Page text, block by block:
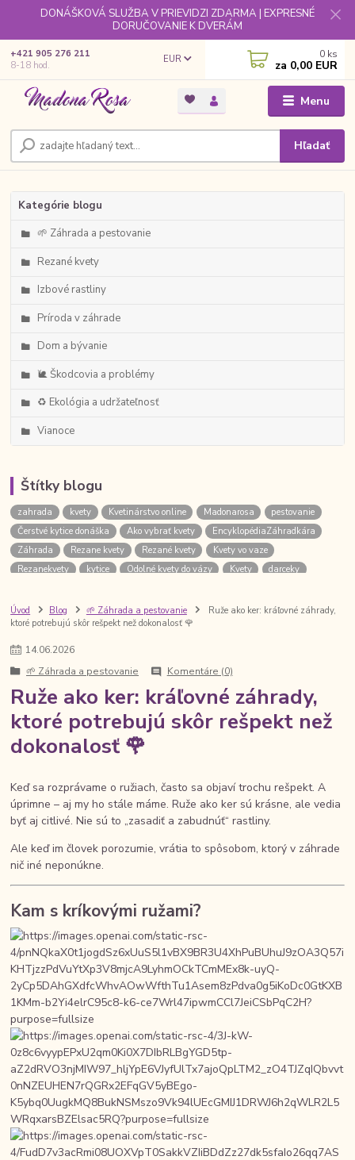
DONÁŠKOVÁ SLUŽBA V PRIEVIDZI ZDARMA | EXPRESNÉ
DORUČOVANIE K DVERÁM
Menu
EUR
Hľadať
+421 905 276 211
8-18 hod.
0 ks
za 0,00 EUR
Kategórie blogu
🌱 Záhrada a pestovanie
Rezané kvety
Izbové rastliny
Príroda v záhrade
Dom a bývanie
🐌 Škodcovia a problémy
♻️ Ekológia a udržateľnosť
Vianoce
Štítky blogu
zahrada kvety Kvetinárstvo online Madonarosa
pestovanie
Čerstvé kytice donáška
Ako vybrať kvety
EncyklopédiaZáhradkára
Záhrada
Rezane kvety Rezané kvety
Kvety vo vaze
Rezanekvety
kytice Odolné kvety do vázy Kvety
darceky
Kytica
Pôda Odolné kvety balkony bylinky
rastliny
Kytica pre muža
izboverastliny letnicky
Anonymna donaska kvetov
Porovnanie
Párny vs nepárny počet
Kvetynasvadbu skodcovia hortenzie
Úvod Blog 🌱 Záhrada a pestovanie
Ruže ako ker: kráľovné záhrady,
ktoré potrebujú skôr rešpekt než dokonalosť 🌹
14.06.2026
🌱 Záhrada a pestovanie
Komentáre (0)
Ruže ako ker: kráľovné záhrady,
ktoré potrebujú skôr rešpekt než
dokonalosť 🌹
Keď sa rozprávame o ružiach, často sa objaví trochu rešpekt. A
úprimne – aj my ho stále máme. Ruže ako ker sú krásne, ale vedia
byť aj citlivé. Nie sú to „zasadiť a zabudnúť“ rastliny.
Ale keď im človek porozumie, vrátia to spôsobom, ktorý v záhrade
nič iné neponúkne.
Kam s kríkovými ružami?